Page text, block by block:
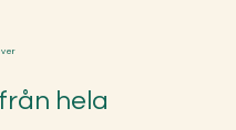
hela